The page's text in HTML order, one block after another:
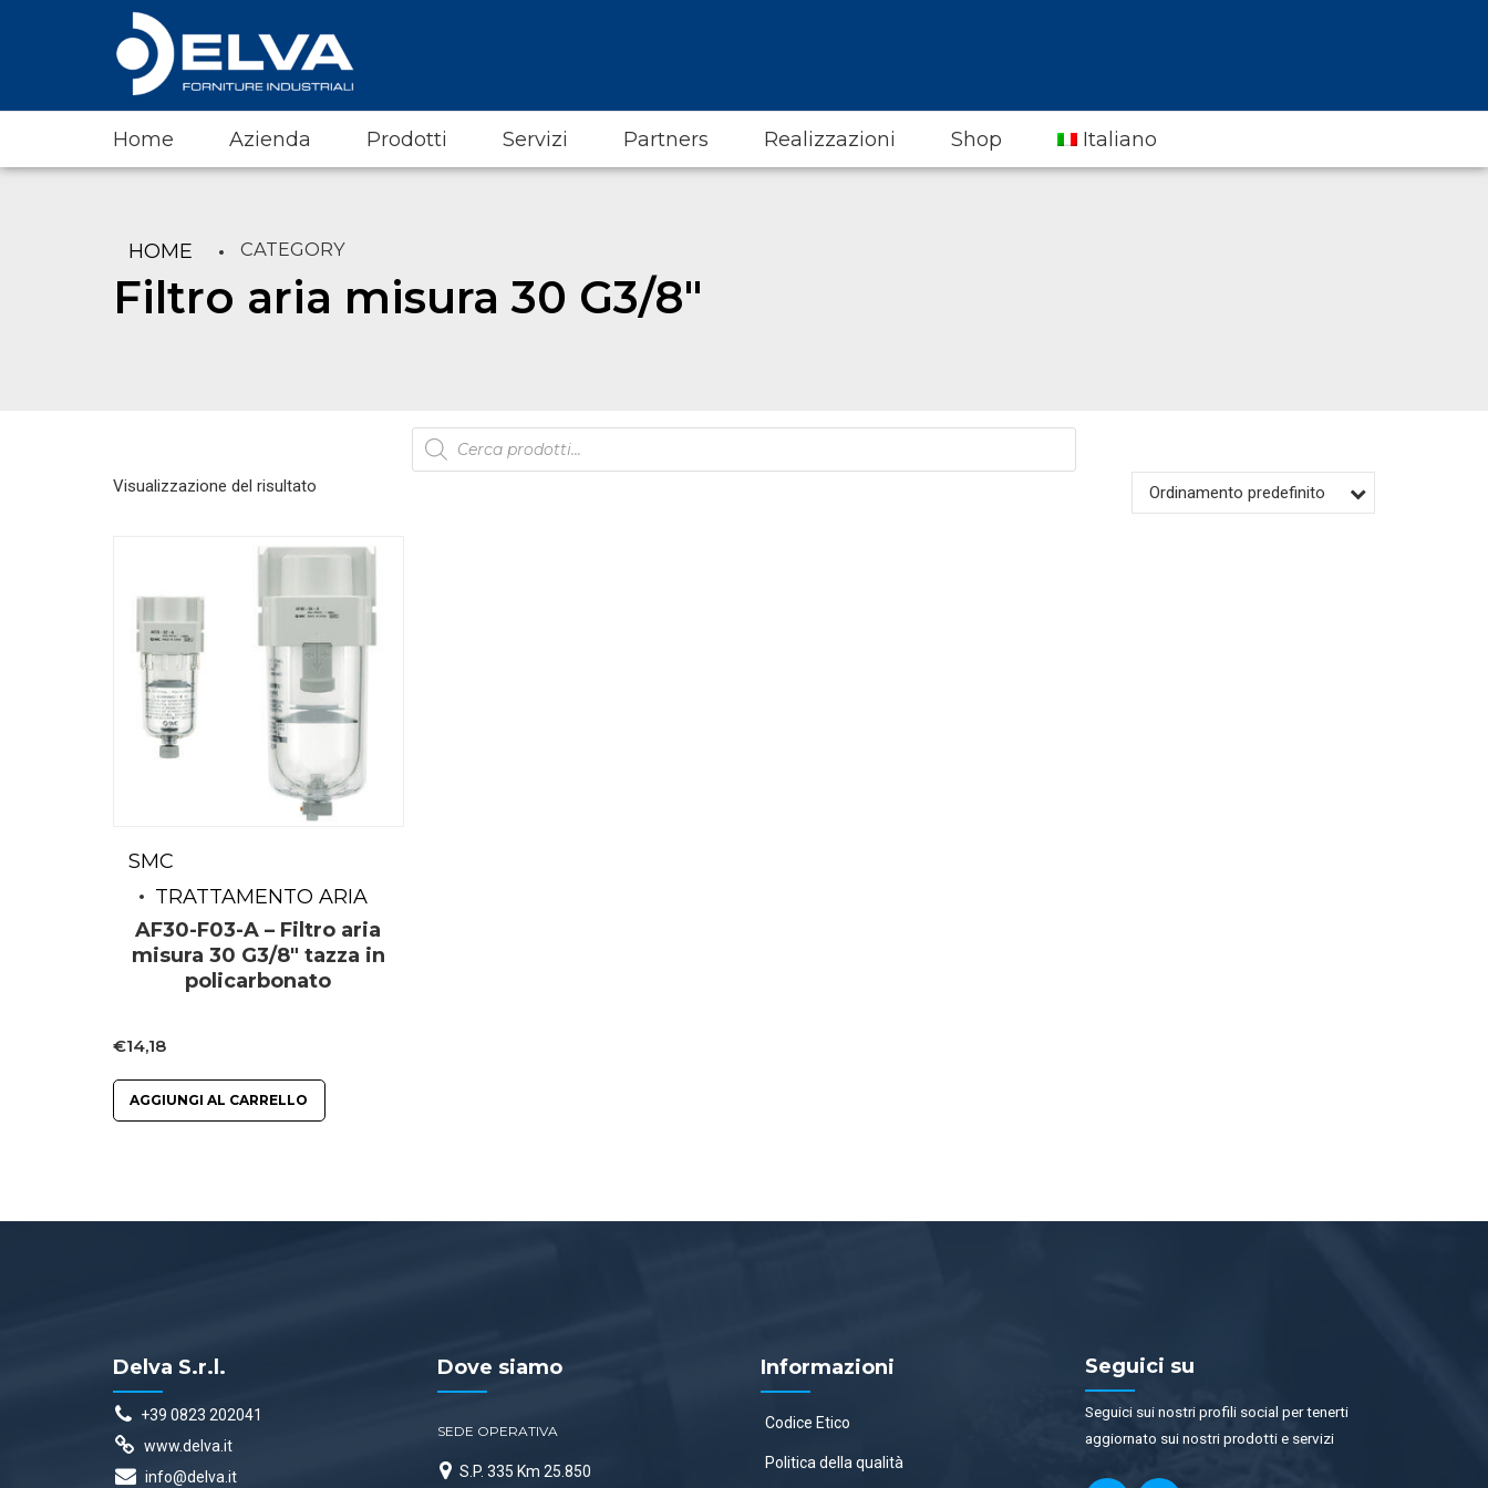
Home Azienda Prodotti Servizi Partners Realizzazioni Shop Italiano
HOME CATEGORY
Filtro aria misura 30 G3/8"
Products
search
Visualizzazione del risultato Ordinamento predefinito
SMC
TRATTAMENTO ARIA
AF30-F03-A – Filtro aria
misura 30 G3/8″ tazza in
policarbonato
€14,18
AGGIUNGI AL CARRELLO
Delva S.r.l.
+39 0823 202041
www.delva.it
info@delva.it
Dove siamo
SEDE OPERATIVA
S.P. 335 Km 25.850
Informazioni
Codice Etico
Politica della qualità
Seguici su
Seguici sui nostri profili social per tenerti
aggiornato sui nostri prodotti e servizi